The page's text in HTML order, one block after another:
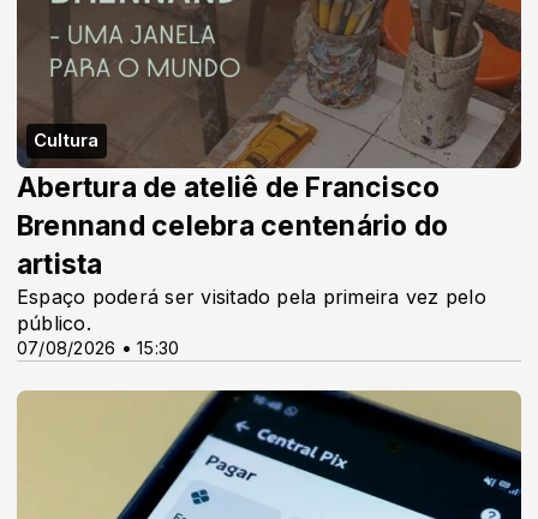
Cultura
07/08/2026 • 15:30
Abertura de ateliê de Francisco
Brennand celebra centenário do
artista
Espaço poderá ser visitado pela primeira vez pelo
público.